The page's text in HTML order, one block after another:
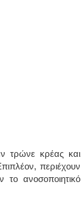
τρώνε κρέας και
περιέχουν
το ανοσοποιητικό